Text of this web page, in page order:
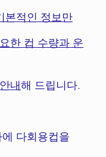
본적인 정보만
한 컵 수량과 운
내해 드립니다.
다회용컵을